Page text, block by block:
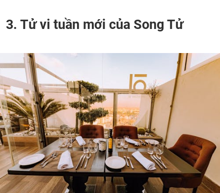
3. Tử vi tuần mới của Song Tử